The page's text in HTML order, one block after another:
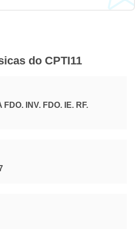
do CPTI11
INV. FDO. IE. RF.